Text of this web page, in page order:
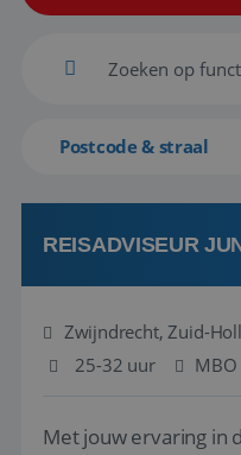
Postcode & straal
REISADVISEUR
Zwijndrecht, Zuid-
25-32 uur
MBO
Met jouw ervaring in